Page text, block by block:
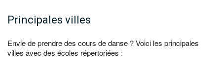
Principales villes
Envie de prendre des cours de danse ? Voici les principales
villes avec des écoles répertoriées :